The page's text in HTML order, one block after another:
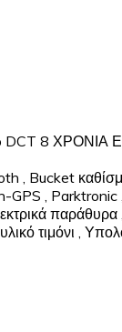
DCT 8 ΧΡΟΝΙΑ
, Bucket
GPS , Parktronic ,
παράθυρα,
τιμόνι ,